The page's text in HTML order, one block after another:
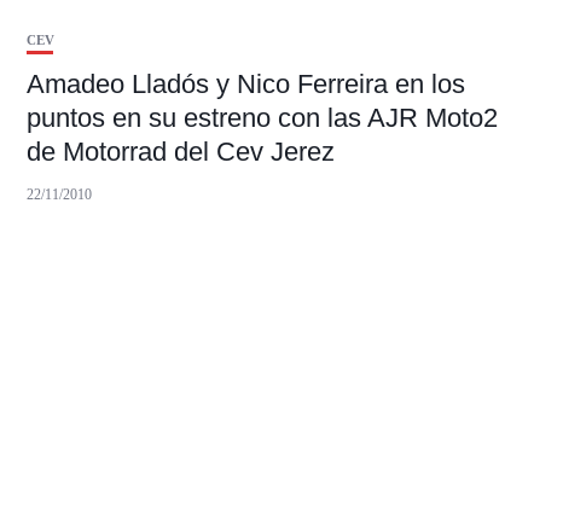
CEV
Amadeo Lladós y Nico Ferreira en los
puntos en su estreno con las AJR Moto2
de Motorrad del Cev Jerez
22/11/2010